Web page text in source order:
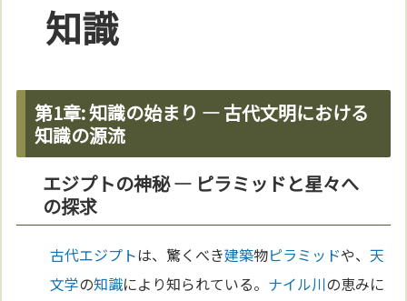
知識
第1章: 知識の始まり — 古代文明における
知識の源流
エジプトの神秘 — ピラミッドと星々へ
の探求
古代エジプトは、驚くべき建築物ピラミッドや、天
文学の知識により知られている。 ナイル川の恵みに